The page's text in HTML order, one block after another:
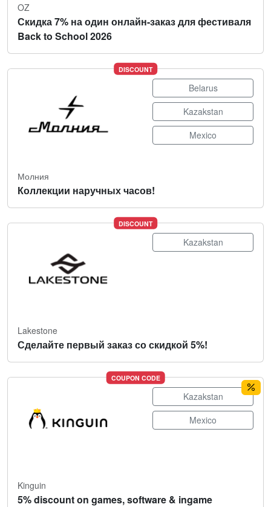
OZ
Скидка 7% на один онлайн-заказ для фестиваля
Back to School 2026
DISCOUNT
Belarus
Kazakstan
Mexico
Молния
Коллекции наручных часов!
DISCOUNT
Kazakstan
Lakestone
Сделайте первый заказ со скидкой 5%!
COUPON CODE
Kazakstan
Mexico
Kinguin
5% discount on games, software & ingame